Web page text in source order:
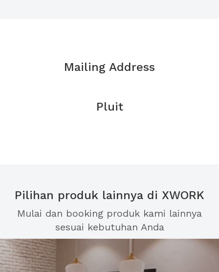
Mailing Address
Pluit
Pilihan produk lainnya di XWORK
Mulai dan booking produk kami lainnya
sesuai kebutuhan Anda